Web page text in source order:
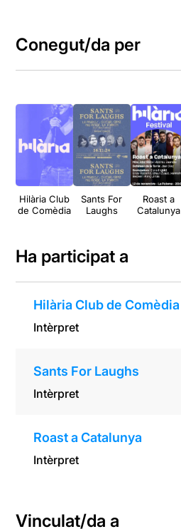
Conegut/da per
Hilària Club
de Comèdia
Sants For
Laughs
Roast a
Catalunya
Ha participat a
Hilària Club de Comèdia
Intèrpret
Sants For Laughs
Intèrpret
Roast a Catalunya
Intèrpret
Vinculat/da a